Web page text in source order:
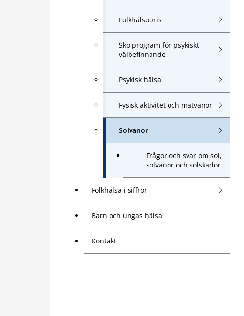
Folkhälsopris
Skolprogram för psykiskt
välbefinnande
Psykisk hälsa
Fysisk aktivitet och matvanor
Solvanor
Frågor och svar om sol,
solvanor och solskador
Folkhälsa i siffror
Barn och ungas hälsa
Kontakt